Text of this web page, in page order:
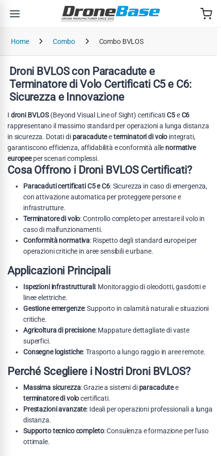
Home Combo Combo BVLOS
Droni BVLOS con Paracadute e
Terminatore di Volo Certificati C5 e C6:
Sicurezza e Innovazione
I droni BVLOS(Beyond Visual Line of Sight) certificatiC5eC6
rappresentano il massimo standard per operazioni a lunga distanza
in sicurezza. Dotati di paracaduteeterminatori di volo integrati,
garantiscono efficienza, affidabilità e conformità alle normative
europeeper scenari complessi.
Cosa Offrono i Droni BVLOS Certificati?
Paracaduti certificati C5 e C6: Sicurezza in caso di emergenza,
con attivazione automatica per proteggere persone e
infrastrutture.
Terminatore di volo: Controllo completo per arrestare il volo in
caso di malfunzionamenti.
Conformità normativa: Rispetto degli standard europei per
operazioni critiche in aree sensibili e urbane.
Applicazioni Principali
Ispezioni infrastrutturali: Monitoraggio di oleodotti, gasdotti e
linee elettriche.
Gestione emergenze: Supporto in calamità naturali e situazioni
critiche.
Agricoltura di precisione: Mappature dettagliate di vaste
superfici.
Consegne logistiche: Trasporto a lungo raggio in aree remote.
Perché Scegliere i Nostri Droni BVLOS?
Massima sicurezza: Grazie a sistemi di paracadutee
terminatore di volocertificati.
Prestazioni avanzate: Ideali per operazioni professionali a lunga
distanza.
Supporto tecnico completo: Consulenza e formazione per l'uso
ottimale.